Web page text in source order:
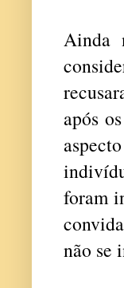
Ainda
após
foram
não se